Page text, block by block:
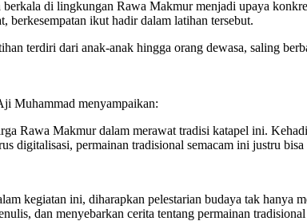
di lingkungan Rawa Makmur menjadi upaya
berkesempatan ikut hadir dalam latihan tersebut.
terdiri dari anak-anak hingga orang dewasa, saling
Muhammad menyampaikan:
Rawa Makmur dalam merawat tradisi katapel ini.
digitalisasi, permainan tradisional semacam ini justru
kegiatan ini, diharapkan pelestarian budaya tak hanya
dan menyebarkan cerita tentang permainan